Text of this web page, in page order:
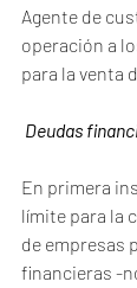
Agente de
operación a
para la venta
Deudas
En primera
límite para la
de empresas
financieras -